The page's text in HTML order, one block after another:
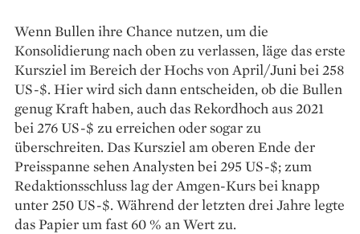
Wenn Bullen ihre Chance nutzen, um die
Konsolidierung nach oben zu verlassen, läge das erste
Kursziel im Bereich der Hochs von April/Juni bei 258
US-$. Hier wird sich dann entscheiden, ob die Bullen
genug Kraft haben, auch das Rekordhoch aus 2021
bei 276 US-$ zu erreichen oder sogar zu
überschreiten. Das Kursziel am oberen Ende der
Preisspanne sehen Analysten bei 295 US-$; zum
Redaktionsschluss lag der Amgen-Kurs bei knapp
unter 250 US-$. Während der letzten drei Jahre legte
das Papier um fast 60 % an Wert zu.